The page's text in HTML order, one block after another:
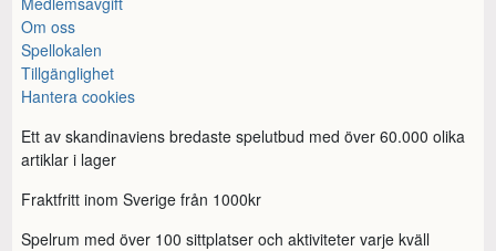
Om oss
Spellokalen
Tillgänglighet
Hantera cookies
Ett av skandinaviens bredaste spelutbud med över 60.000 olika
artiklar i lager
Fraktfritt inom Sverige från 1000kr
Spelrum med över 100 sittplatser och aktiviteter varje kväll